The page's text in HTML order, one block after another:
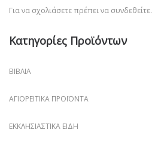
Για να σχολιάσετε πρέπει να συνδεθείτε.
Κατηγορίες Προϊόντων
ΒΙΒΛΊΑ
ΑΓΙΟΡΕΊΤΙΚΑ ΠΡΟΪΌΝΤΑ
ΕΚΚΛΗΣΙΑΣΤΙΚΆ ΕΊΔΗ